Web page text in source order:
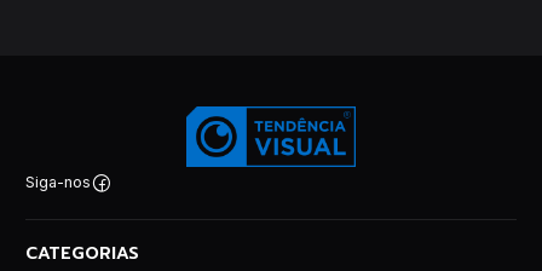
Siga-nos
CATEGORIAS